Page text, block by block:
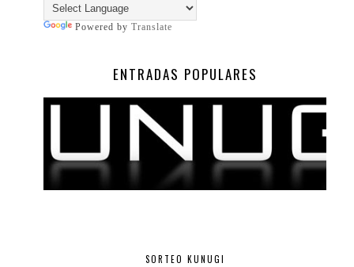
Powered by Translate
ENTRADAS POPULARES
SORTEO KUNUGI